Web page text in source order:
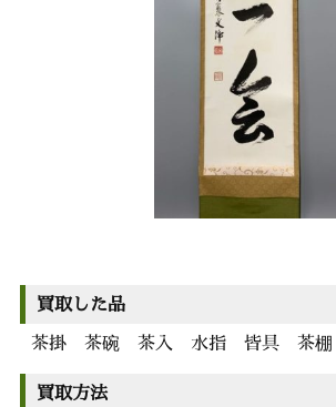
買取した品
茶掛 茶碗 茶入 水指 皆具 茶
買取方法